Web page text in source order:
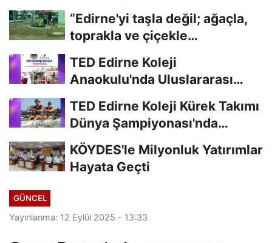
“Edirne'yi taşla değil; ağaçla,
toprakla ve çiçekle
TED Edirne Koleji
Anaokulu'nda Uluslararası
TED Edirne Koleji Kürek Takımı
Dünya Şampiyonası'nda
Türkiye'yi...
KÖYDES'le Milyonluk Yatırımlar
Hayata Geçti
GÜNCEL
Yayınlanma: 12 Eylül 2025 - 13:33